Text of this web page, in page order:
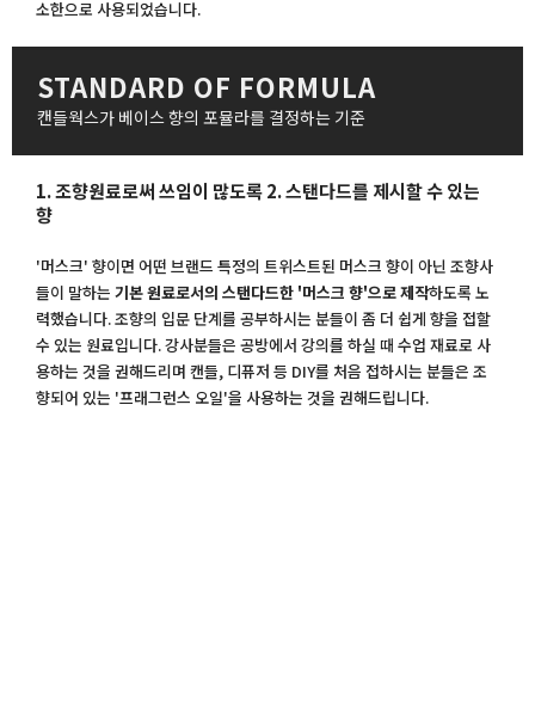
소한으로 사용되었습니다.
STANDARD OF FORMULA
캔들웍스가 베이스 향의 포뮬라를 결정하는 기준
1. 조향원료로써 쓰임이 많도록 2. 스탠다드를 제시할 수 있는
향
'머스크' 향이면 어떤 브랜드 특정의 트위스트된 머스크 향이 아닌 조향사
들이 말하는 기본 원료로서의 스탠다드한 '머스크 향'으로 제작하도록 노
력했습니다. 조향의 입문 단계를 공부하시는 분들이 좀 더 쉽게 향을 접할
수 있는 원료입니다. 강사분들은 공방에서 강의를 하실 때 수업 재료로 사
용하는 것을 권해드리며 캔들, 디퓨저 등 DIY를 처음 접하시는 분들은 조
향되어 있는 '프래그런스 오일'을 사용하는 것을 권해드립니다.